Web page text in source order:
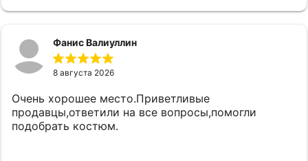
Фанис Валиуллин
8 августа 2026
Очень хорошее место.Приветливые
продавцы,ответили на все вопросы,помогли
подобрать костюм.